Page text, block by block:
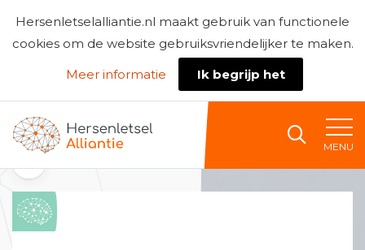
Hersenletselalliantie.nl maakt gebruik van functionele
cookies om de website gebruiksvriendelijker te maken.
Meer informatie
Ik begrijp het
Naar home
MENU
Terug naar de kennisbank